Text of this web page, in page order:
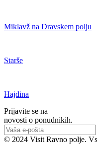
Miklavž na Dravskem polju
Starše
Hajdina
Prijavite se na
novosti o ponudnikih.
© 2024 Visit Ravno polje.